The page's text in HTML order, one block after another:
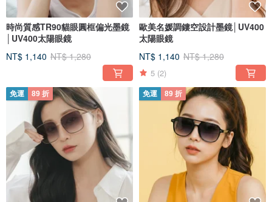
時尚質感TR90貓眼圓框偏光墨鏡
│UV400太陽眼鏡
NT$ 1,140 NT$ 1,280
歐美名媛調鏤空設計墨鏡│UV400
太陽眼鏡
NT$ 1,140 NT$ 1,280
5 (2)
免運 89 折 免運 89 折